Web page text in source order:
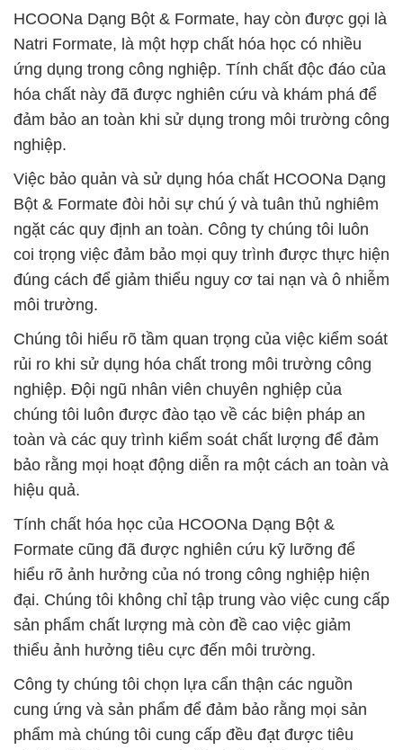
HCOONa Dạng Bột & Formate, hay còn được gọi là
Natri Formate, là một hợp chất hóa học có nhiều
ứng dụng trong công nghiệp. Tính chất độc đáo của
hóa chất này đã được nghiên cứu và khám phá để
đảm bảo an toàn khi sử dụng trong môi trường công
nghiệp.
Việc bảo quản và sử dụng hóa chất HCOONa Dạng
Bột & Formate đòi hỏi sự chú ý và tuân thủ nghiêm
ngặt các quy định an toàn. Công ty chúng tôi luôn
coi trọng việc đảm bảo mọi quy trình được thực hiện
đúng cách để giảm thiểu nguy cơ tai nạn và ô nhiễm
môi trường.
Chúng tôi hiểu rõ tầm quan trọng của việc kiểm soát
rủi ro khi sử dụng hóa chất trong môi trường công
nghiệp. Đội ngũ nhân viên chuyên nghiệp của
chúng tôi luôn được đào tạo về các biện pháp an
toàn và các quy trình kiểm soát chất lượng để đảm
bảo rằng mọi hoạt động diễn ra một cách an toàn và
hiệu quả.
Tính chất hóa học của HCOONa Dạng Bột &
Formate cũng đã được nghiên cứu kỹ lưỡng để
hiểu rõ ảnh hưởng của nó trong công nghiệp hiện
đại. Chúng tôi không chỉ tập trung vào việc cung cấp
sản phẩm chất lượng mà còn đề cao việc giảm
thiểu ảnh hưởng tiêu cực đến môi trường.
Công ty chúng tôi chọn lựa cẩn thận các nguồn
cung ứng và sản phẩm để đảm bảo rằng mọi sản
phẩm mà chúng tôi cung cấp đều đạt được tiêu